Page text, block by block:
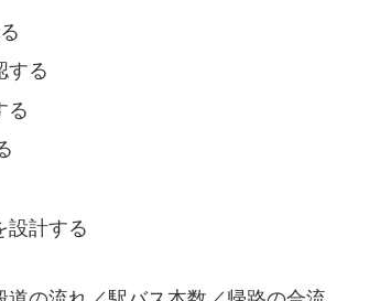
する
る
設計する